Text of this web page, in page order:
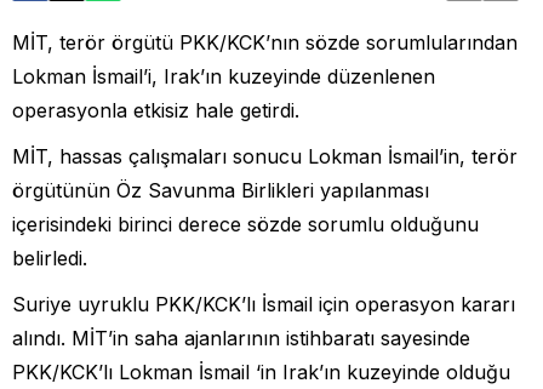
MİT, terör örgütü PKK/KCK’nın sözde sorumlularından
Lokman İsmail’i, Irak’ın kuzeyinde düzenlenen
operasyonla etkisiz hale getirdi.
MİT, hassas çalışmaları sonucu Lokman İsmail’in, terör
örgütünün Öz Savunma Birlikleri yapılanması
içerisindeki birinci derece sözde sorumlu olduğunu
belirledi.
Suriye uyruklu PKK/KCK’lı İsmail için operasyon kararı
alındı. MİT’in saha ajanlarının istihbaratı sayesinde
PKK/KCK’lı Lokman İsmail ‘in Irak’ın kuzeyinde olduğu